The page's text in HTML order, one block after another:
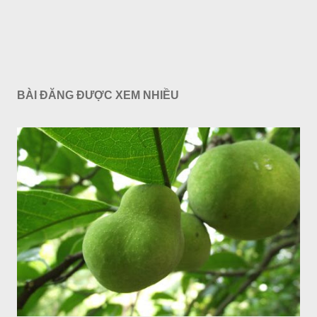
BÀI ĐĂNG ĐƯỢC XEM NHIỀU